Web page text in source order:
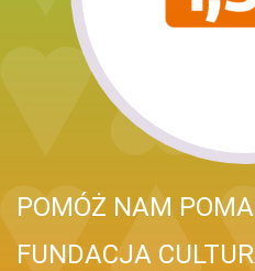
POMÓŻ NAM
FUNDACJA